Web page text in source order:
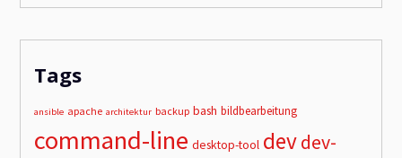
Tags
ansible apache architektur backup bash bildbearbeitung
command-line desktop-tool devdev-